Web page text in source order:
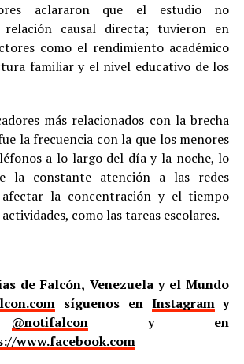
aclararon que el estudio no
relación causal directa; tuvieron en
como el rendimiento académico
familiar y el nivel educativo de los
más relacionados con la brecha
la frecuencia con la que los menores
a lo largo del día y la noche, lo
la constante atención a las redes
afectar la concentración y el tiempo
como las tareas escolares.
de Falcón, Venezuela y el Mundo
síguenos en Instagramy
@notifalcony en
www.facebook.com